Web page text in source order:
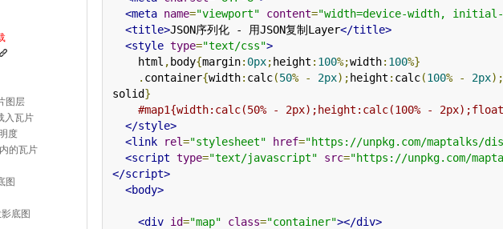
图层
入瓦片
度
的瓦片
图
底图
<meta name="viewport" content="width=device-width, initial-
<title>JSON序列化 - 用JSON复制Layer</title>
<style type="text/css">
    html
, body{margin: 0px; height : 100%;width: 100%}
. container{width: calc(50% - 2px); height : calc(100% - 2px);
solid}
#map1{width:calc(50% - 2px);height:calc(100% -
</style>
<link
rel="stylesheet" href="https://unpkg.com/maptalks/
<script type="text/javascript" src="https://unpkg.com/
</script>
<body>
<div id="map" class="container"></div>